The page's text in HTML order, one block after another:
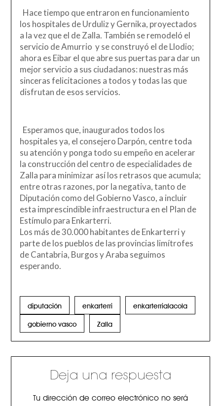
Hace tiempo que entraron en funcionamiento
los hospitales de Urduliz y Gernika, proyectados
a la vez que el de Zalla. También se remodeló el
servicio de Amurrio y se construyó el de Llodio;
ahora es Eibar el que abre sus puertas para dar un
mejor servicio a sus ciudadanos: nuestras más
sinceras felicitaciones a todos y todas las que
disfrutan de esos servicios.
Esperamos que, inaugurados todos los
hospitales ya, el consejero Darpón, centre toda
su atención y ponga todo su empeño en acelerar
la construcción del centro de especialidades de
Zalla para minimizar así los retrasos que acumula;
entre otras razones, por la negativa, tanto de
Diputación como del Gobierno Vasco, a incluir
esta imprescindible infraestructura en el Plan de
Estímulo para Enkarterri.
Los más de 30.000 habitantes de Enkarterri y
parte de los pueblos de las provincias limítrofes
de Cantabria, Burgos y Araba seguimos
esperando.
diputación enkarterri enkarterrialacola
gobierno vasco Zalla
Deja una respuesta
Tu dirección de correo electrónico no será